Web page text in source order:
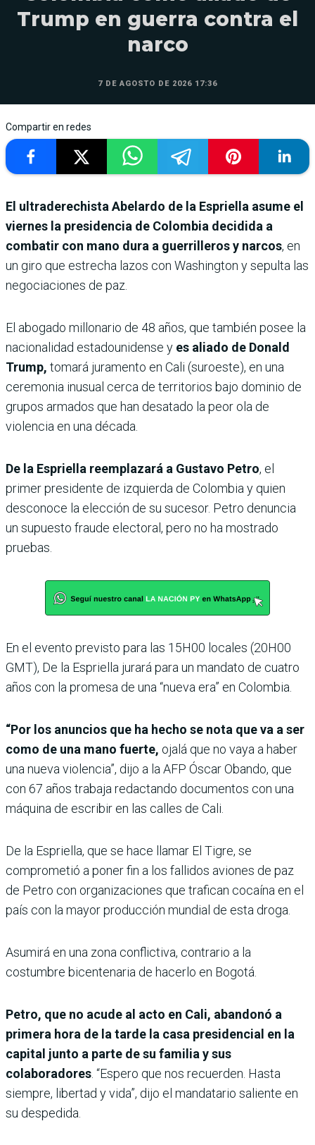
Trump en guerra contra el
narco
7 DE AGOSTO DE 2026 17:36
Compartir en redes
El ultraderechista Abelardo de la Espriella asume el
viernes la presidencia de Colombia decidida a
combatir con mano dura a guerrilleros y narcos, en
un giro que estrecha lazos con Washington y sepulta las
negociaciones de paz.
El abogado millonario de 48 años, que también posee la
nacionalidad estadounidense y es aliado de Donald
Trump, tomará juramento en Cali (suroeste), en una
ceremonia inusual cerca de territorios bajo dominio de
grupos armados que han desatado la peor ola de
violencia en una década.
De la Espriella reemplazará a Gustavo Petro, el
primer presidente de izquierda de Colombia y quien
desconoce la elección de su sucesor. Petro denuncia
un supuesto fraude electoral, pero no ha mostrado
pruebas.
En el evento previsto para las 15H00 locales (20H00
GMT), De la Espriella jurará para un mandato de cuatro
años con la promesa de una “nueva era” en Colombia.
“Por los anuncios que ha hecho se nota que va a ser
como de una mano fuerte, ojalá que no vaya a haber
una nueva violencia”, dijo a la AFP Óscar Obando, que
con 67 años trabaja redactando documentos con una
máquina de escribir en las calles de Cali.
De la Espriella, que se hace llamar El Tigre, se
comprometió a poner fin a los fallidos aviones de paz
de Petro con organizaciones que trafican cocaína en el
país con la mayor producción mundial de esta droga.
Asumirá en una zona conflictiva, contrario a la
costumbre bicentenaria de hacerlo en Bogotá.
Petro, que no acude al acto en Cali, abandonó a
primera hora de la tarde la casa presidencial en la
capital junto a parte de su familia y sus
colaboradores . “Espero que nos recuerden. Hasta
siempre, libertad y vida”, dijo el mandatario saliente en
su despedida.